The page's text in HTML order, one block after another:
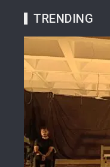
TRENDING